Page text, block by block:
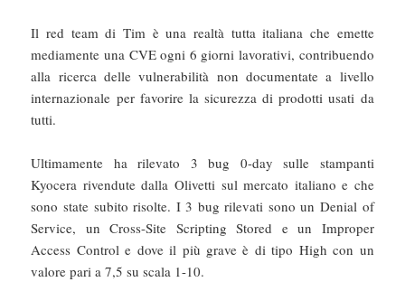
Il red team di Tim è una realtà tutta italiana che emette
mediamente una CVE ogni 6 giorni lavorativi, contribuendo
alla ricerca delle vulnerabilità non documentate a livello
internazionale per favorire la sicurezza di prodotti usati da
tutti.
Ultimamente ha rilevato 3 bug 0-day sulle stampanti
Kyocera rivendute dalla Olivetti sul mercato italiano e che
sono state subito risolte. I 3 bug rilevati sono un Denial of
Service, un Cross-Site Scripting Stored e un Improper
Access Control e dove il più grave è di tipo High con un
valore pari a 7,5 su scala 1-10.